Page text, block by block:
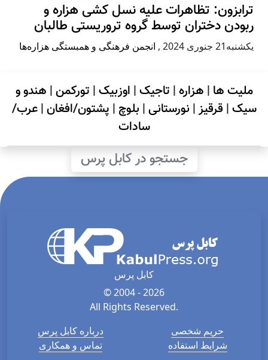
ترابزون: تظاهرات علیه نسل کشی هزاره و
ربودن دختران توسط گروه تروریستی طالبان
يكشنبه21 جنوری 2024 , انجمن فرهنگی و همبستگی هزاره‌ها
ملیت ها | هزاره| تاجیک| اوزبیک| تورکمن| هندو و
سیک| قرقیز| نورستانی| بلوچ | پشتون/افغان|عرب/
سادات
جستجو در کابل پرس
کابل پرس
© 2004 - 2026
All Rights Reserved.
درباره کابل پرس
تماس و همکاری
حریم شخصی
شرایط استفاده